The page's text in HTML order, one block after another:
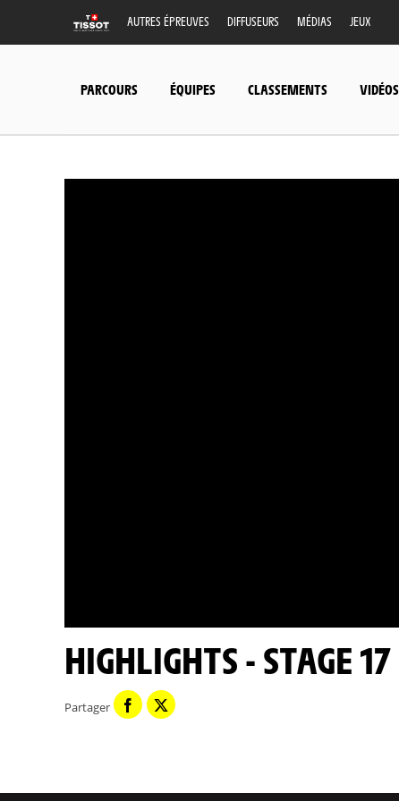
AUTRES ÉPREUVES DIFFUSEURS MÉDIAS JEUX
PARCOURS ÉQUIPES CLASSEMENTS VIDÉOS
HIGHLIGHTS - STAGE
Partager